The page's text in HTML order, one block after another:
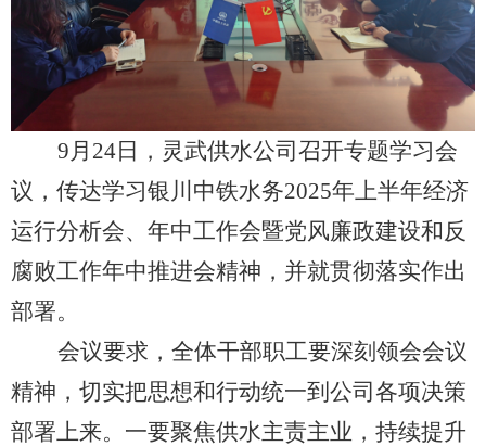
9月24日，灵武供水公司召开专题学习会
议，传达学习银川中铁水务2025年上半年经济
运行分析会、年中工作会暨党风廉政建设和反
腐败工作年中推进会精神，并就贯彻落实作出
部署。
会议要求，全体干部职工要深刻领会会议
精神，切实把思想和行动统一到公司各项决策
部署上来。一要聚焦供水主责主业，持续提升